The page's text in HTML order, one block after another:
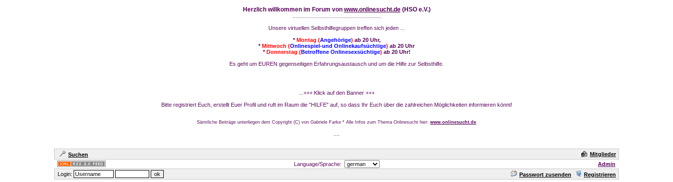
Herzlich willkommen im Forum von www.onlinesucht.de(HSO e.V.)
Unsere virtuellen Selbsthilfegruppen treffen sich jeden ...
*Montag (Angehörige) ab 20 Uhr,
*Mittwoch (Onlinespiel-und Onlinekaufsüchtige) ab 20 Uhr
*Donnerstag (Betroffene Onlinesexsüchtige) ab 20 Uhr!
Es geht um EUREN gegenseitigen Erfahrungsaustausch und um die Hilfe zur Selbsthilfe.
...+++ Klick auf den Banner +++
Bitte registriert Euch, erstellt Euer Profil und ruft im Raum die "HILFE" auf, so dass Ihr Euch über die zahlreichen Möglichkeiten informieren könnt!
Sämtliche Beiträge unterliegen dem Copyright (C) von Gabriele Farke * Alle Infos zum Thema Onlinesucht hier: www.onlinesucht.de
Suchen
Mitglieder
Language/Sprache:
Admin
Login:
Passwort zusenden Registrieren